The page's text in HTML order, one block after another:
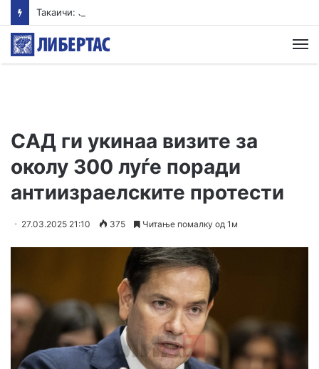
САД ги укинаа визите за
околу 300 луѓе поради
антиизраелските протести
27.03.2025 21:10 375 Читање помалку од 1м